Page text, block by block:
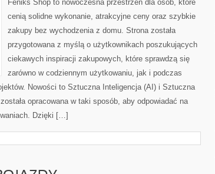
Feniks Shop to nowoczesna przestrzeń dla osób, które
cenią solidne wykonanie, atrakcyjne ceny oraz szybkie
zakupy bez wychodzenia z domu. Strona została
przygotowana z myślą o użytkownikach poszukujących
ciekawych inspiracji zakupowych, które sprawdzą się
zarówno w codziennym użytkowaniu, jak i podczas
Nowości to Sztuczna Inteligencja (AI) i Sztuczna
opracowana w taki sposób, aby odpowiadać na
Dzięki […]